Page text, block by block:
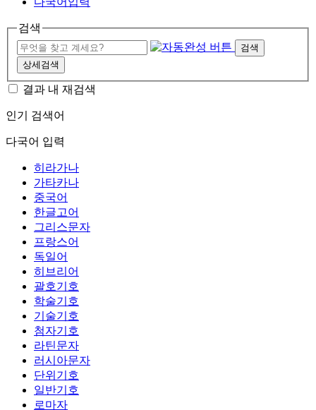
검색
검색
상세검색
결과 내 재검색
인기 검색어
다국어 입력
히라가나
가타카나
중국어
한글고어
그리스문자
프랑스어
독일어
히브리어
괄호기호
학술기호
기술기호
첨자기호
라틴문자
러시아문자
단위기호
일반기호
로마자